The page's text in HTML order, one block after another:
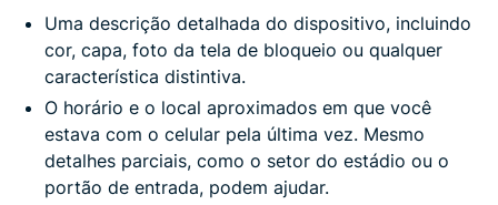
Uma descrição detalhada do dispositivo, incluindo
cor, capa, foto da tela de bloqueio ou qualquer
característica distintiva.
O horário e o local aproximados em que você
estava com o celular pela última vez. Mesmo
detalhes parciais, como o setor do estádio ou o
portão de entrada, podem ajudar.